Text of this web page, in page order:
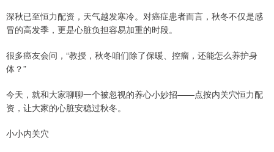
深秋已至恒力配资，天气越发寒冷。对癌症患者而言，秋冬不仅是感
冒的高发季，更是心脏负担容易加重的时段。
很多癌友会问，“教授，秋冬咱们除了保暖、控瘤，还能怎么养护身
体？”
今天，就和大家聊聊一个被忽视的养心小妙招——点按内关穴恒力配
资，让大家的心脏安稳过秋冬。
小小内关穴